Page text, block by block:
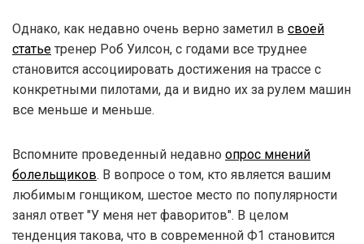
Однако, как недавно очень верно заметил в своей
статье тренер Роб Уилсон, с годами все труднее
становится ассоциировать достижения на трассе с
конкретными пилотами, да и видно их за рулем машин
все меньше и меньше.
Вспомните проведенный недавно опрос мнений
болельщиков. В вопросе о том, кто является вашим
любимым гонщиком, шестое место по популярности
занял ответ "У меня нет фаворитов". В целом
тенденция такова, что в современной Ф1 становится